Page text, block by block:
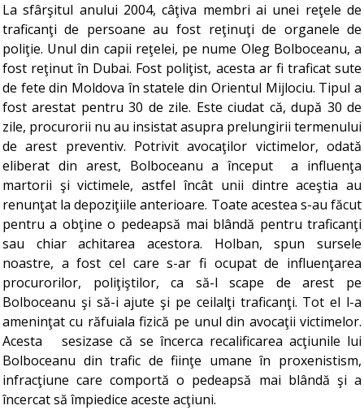
La sfârşitul anului 2004, câţiva membri ai unei reţele de
traficanţi de persoane au fost reţinuţi de organele de
poliţie. Unul din capii reţelei, pe nume Oleg Bolboceanu, a
fost reţinut în Dubai. Fost poliţist, acesta ar fi traficat sute
de fete din Moldova în statele din Orientul Mijlociu. Tipul a
fost arestat pentru 30 de zile. Este ciudat că, după 30 de
zile, procurorii nu au insistat asupra prelungirii termenului
de arest preventiv. Potrivit avocaţilor victimelor, odată
eliberat din arest, Bolboceanu a început a influenţa
martorii şi victimele, astfel încât unii dintre aceştia au
renunţat la depoziţiile anterioare. Toate acestea s-au făcut
pentru a obţine o pedeapsă mai blândă pentru traficanţi
sau chiar achitarea acestora. Holban, spun sursele
noastre, a fost cel care s-ar fi ocupat de influenţarea
procurorilor, poliţiştilor, ca să-l scape de arest pe
Bolboceanu şi să-i ajute şi pe ceilalţi traficanţi. Tot el l-a
ameninţat cu răfuiala fizică pe unul din avocaţii victimelor.
Acesta sesizase că se încerca recalificarea acţiunile lui
Bolboceanu din trafic de fiinţe umane în proxenistism,
infracţiune care comportă o pedeapsă mai blândă şi a
încercat să împiedice aceste acţiuni.